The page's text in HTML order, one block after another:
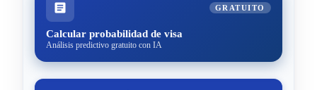
Calcular probabilidad de visa
Análisis predictivo gratuito con IA
GRATUITO